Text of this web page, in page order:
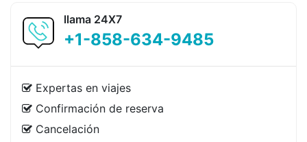
llama 24X7
+1-858-634-9485
Expertas en viajes
Confirmación de reserva
Cancelación